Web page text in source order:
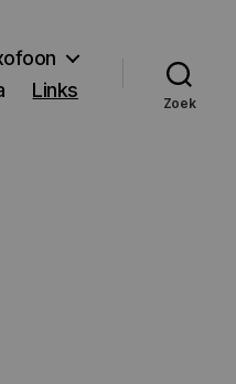
Links
Zoek